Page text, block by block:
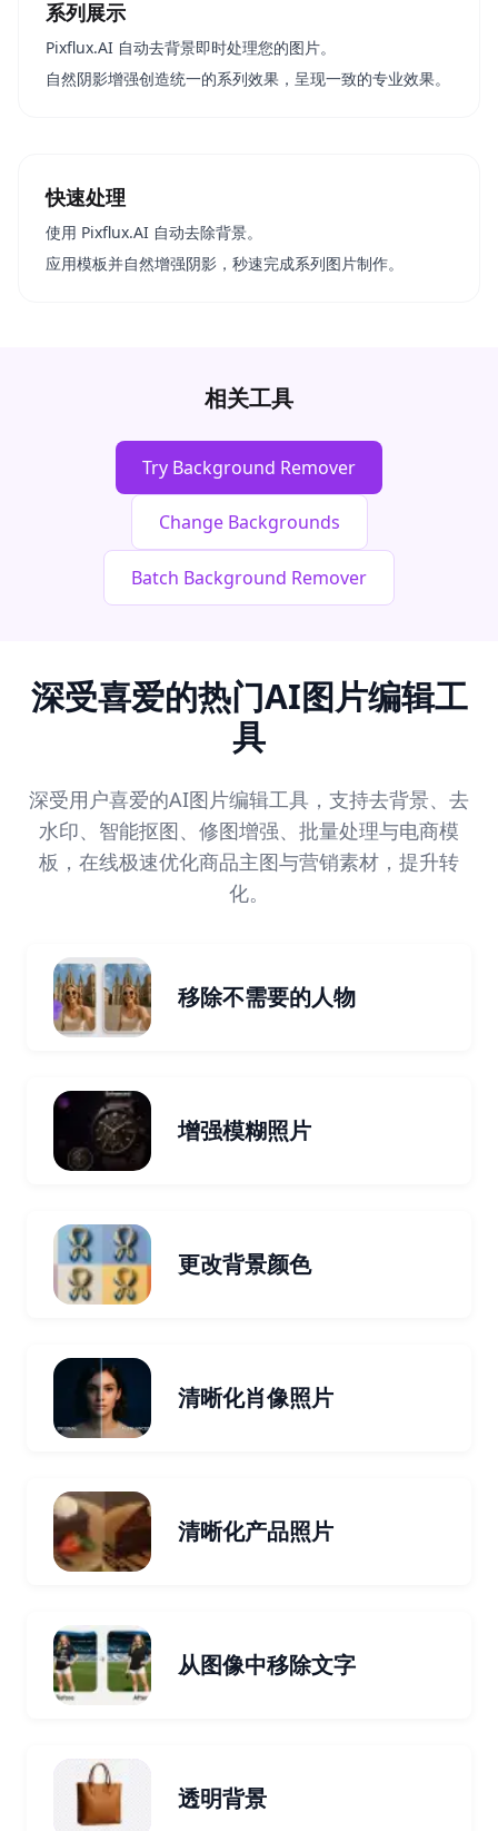
系列展示
Pixflux.AI 自动去背景即时处理您的图片。
自然阴影增强创造统一的系列效果，呈现一致的专业效果。
快速处理
使用 Pixflux.AI 自动去除背景。
应用模板并自然增强阴影，秒速完成系列图片制作。
相关工具
Try Background Remover
Change Backgrounds
Batch Background Remover
深受喜爱的热门AI图片编辑工
具
深受用户喜爱的AI图片编辑工具，支持去背景、去
水印、智能抠图、修图增强、批量处理与电商模
板，在线极速优化商品主图与营销素材，提升转
化。
移除不需要的人物
增强模糊照片
更改背景颜色
清晰化肖像照片
清晰化产品照片
从图像中移除文字
透明背景